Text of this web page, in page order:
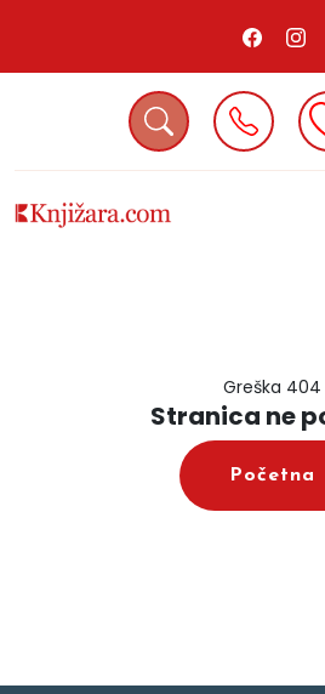
Greška 404
Stranica ne
Početna